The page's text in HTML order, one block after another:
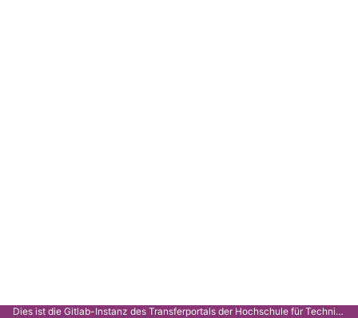
Dies ist die Gitlab-Instanz des Transferportals der Hochschule für Technik Stuttgart.